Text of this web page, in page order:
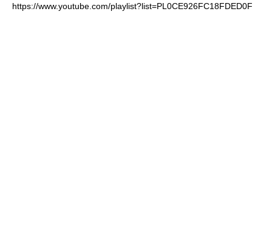
https://www.youtube.com/playlist?list=PL0CE926FC18FDED0F